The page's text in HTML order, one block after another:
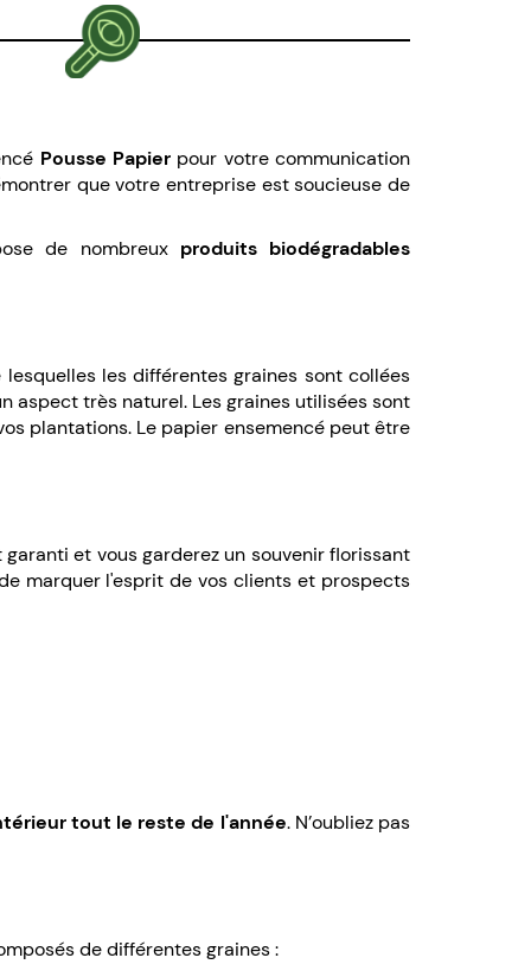
Pousse Papier pour votre communication
que votre entreprise est soucieuse de
de nombreux produits biodégradables
les différentes graines sont collées
aspect très naturel. Les graines utilisées sont
plantations. Le papier ensemencé peut être
et vous garderez un souvenir florissant
marquer l'esprit de vos clients et prospects
tout le reste de l'année. N’oubliez pas
de différentes graines :